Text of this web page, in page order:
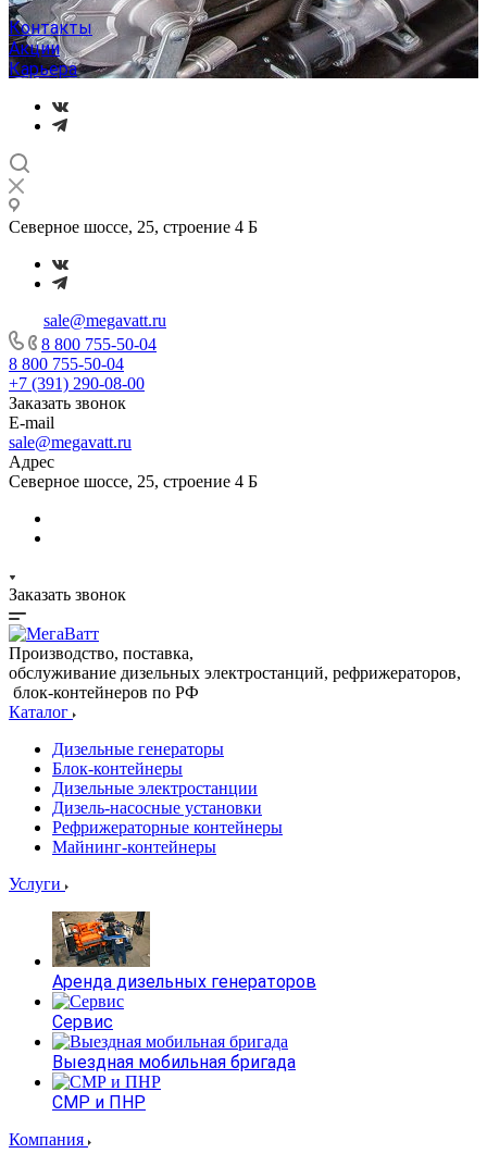
Контакты
Акции
Карьера
Северное шоссе, 25, строение 4 Б
sale@megavatt.ru
8 800 755-50-04
8 800 755-50-04
+7 (391) 290-08-00
Заказать звонок
E-mail
sale@megavatt.ru
Адрес
Северное шоссе, 25, строение 4 Б
Заказать звонок
Производство, поставка,
обслуживание дизельных электростанций, рефрижераторов,
блок-контейнеров по РФ
Каталог
Дизельные генераторы
Блок-контейнеры
Дизельные электростанции
Дизель-насосные установки
Рефрижераторные контейнеры
Майнинг-контейнеры
Услуги
Аренда дизельных генераторов
Сервис
Выездная мобильная бригада
СМР и ПНР
Компания